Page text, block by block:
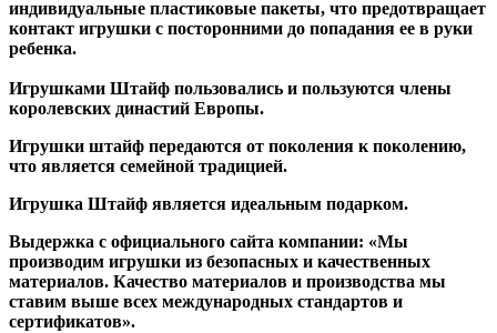
индивидуальные пластиковые пакеты, что предотвращает
контакт игрушки с посторонними до попадания ее в руки
ребенка.
Игрушками Штайф пользовались и пользуются члены
королевских династий Европы.
Игрушки штайф передаются от поколения к поколению,
что является семейной традицией.
Игрушка Штайф является идеальным подарком.
Выдержка с официального сайта компании: «Мы
производим игрушки из безопасных и качественных
материалов. Качество материалов и производства мы
ставим выше всех международных стандартов и
сертификатов».